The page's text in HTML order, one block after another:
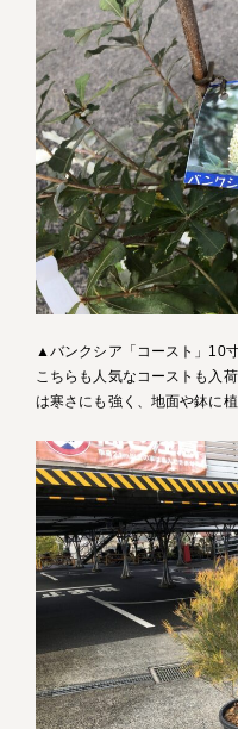
▲バンクシア「コースト」10
こちらも人気なコーストも入
は寒さにも強く、地面や鉢に